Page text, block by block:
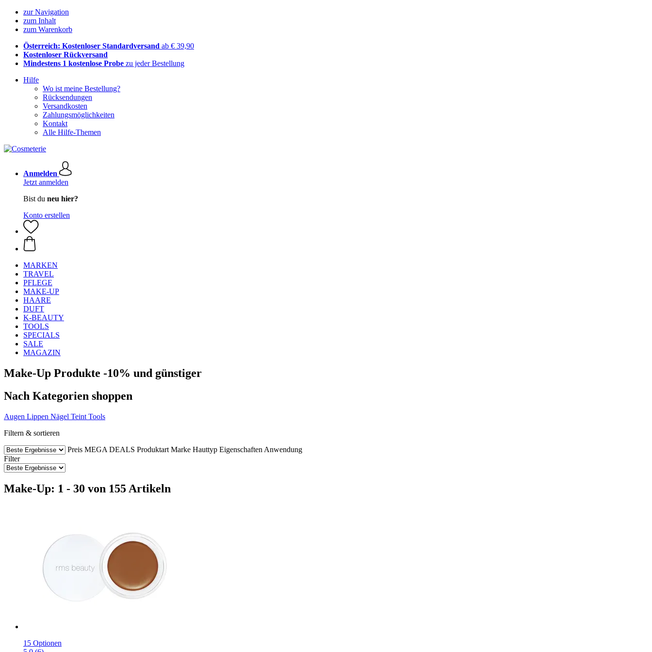
zur Navigation
zum Inhalt
zum Warenkorb
Österreich: Kostenloser Standardversand ab € 39,90
Kostenloser Rückversand
Mindestens 1 kostenlose Probe zu jeder Bestellung
Hilfe
Wo ist meine Bestellung?
Rücksendungen
Versandkosten
Zahlungsmöglichkeiten
Kontakt
Alle Hilfe-Themen
Anmelden
Jetzt anmelden
Bist du neu hier?
Konto erstellen
MARKEN
TRAVEL
PFLEGE
MAKE-UP
HAARE
DUFT
K-BEAUTY
TOOLS
SPECIALS
SALE
MAGAZIN
Make-Up Produkte -10% und günstiger
Nach Kategorien shoppen
Augen Lippen Nägel Teint Tools
Filtern & sortieren
Preis MEGA DEALS Produktart Marke Hauttyp Eigenschaften Anwendung
Filter
Make-Up: 1 - 30 von 155 Artikeln
15 Optionen